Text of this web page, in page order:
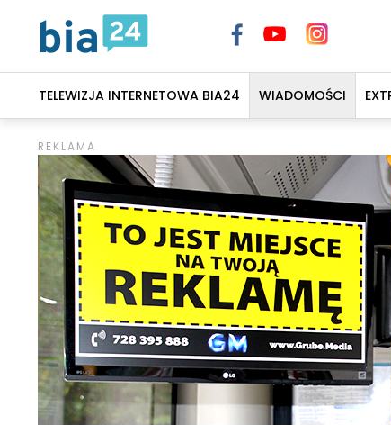
TELEWIZJA INTERNETOWA BIA24 WIADOMOŚCI